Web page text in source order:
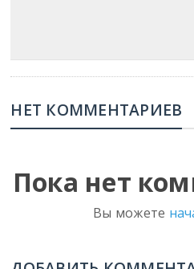
НЕТ КОММЕНТАРИЕВ
Пока нет
Вы можете